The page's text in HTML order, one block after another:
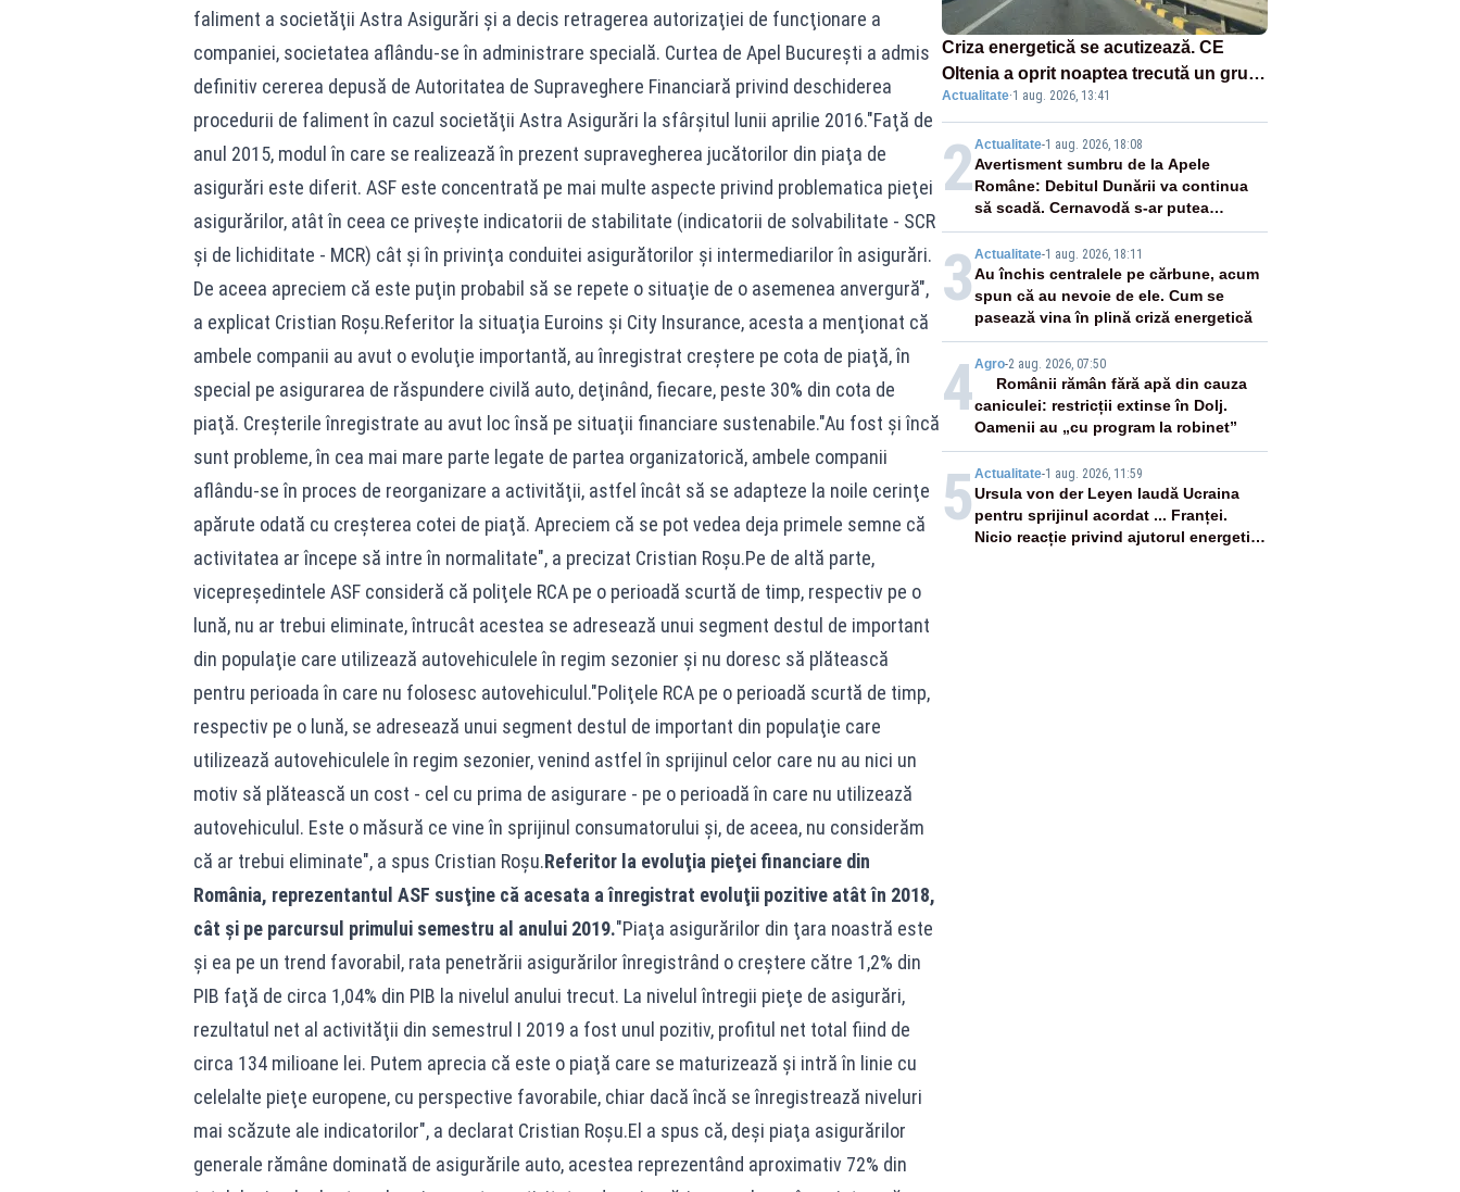
faliment a societăţii Astra Asigurări şi a decis retragerea autorizaţiei de funcţionare a
companiei, societatea aflându-se în administrare specială. Curtea de Apel Bucureşti a admis
definitiv cererea depusă de Autoritatea de Supraveghere Financiară privind deschiderea
procedurii de faliment în cazul societăţii Astra Asigurări la sfârşitul lunii aprilie 2016."Faţă de
anul 2015, modul în care se realizează în prezent supravegherea jucătorilor din piaţa de
asigurări este diferit. ASF este concentrată pe mai multe aspecte privind problematica pieţei
asigurărilor, atât în ceea ce priveşte indicatorii de stabilitate (indicatorii de solvabilitate - SCR
şi de lichiditate - MCR) cât şi în privinţa conduitei asigurătorilor şi intermediarilor în asigurări.
De aceea apreciem că este puţin probabil să se repete o situaţie de o asemenea anvergură",
a explicat Cristian Roşu.Referitor la situaţia Euroins şi City Insurance, acesta a menţionat că
ambele companii au avut o evoluţie importantă, au înregistrat creştere pe cota de piaţă, în
special pe asigurarea de răspundere civilă auto, deţinând, fiecare, peste 30% din cota de
piaţă. Creşterile înregistrate au avut loc însă pe situaţii financiare sustenabile."Au fost şi încă
sunt probleme, în cea mai mare parte legate de partea organizatorică, ambele companii
aflându-se în proces de reorganizare a activităţii, astfel încât să se adapteze la noile cerinţe
apărute odată cu creşterea cotei de piaţă. Apreciem că se pot vedea deja primele semne că
activitatea ar începe să intre în normalitate", a precizat Cristian Roşu.Pe de altă parte,
vicepreşedintele ASF consideră că poliţele RCA pe o perioadă scurtă de timp, respectiv pe o
lună, nu ar trebui eliminate, întrucât acestea se adresează unui segment destul de important
din populaţie care utilizează autovehiculele în regim sezonier şi nu doresc să plătească
pentru perioada în care nu folosesc autovehiculul."Poliţele RCA pe o perioadă scurtă de timp,
respectiv pe o lună, se adresează unui segment destul de important din populaţie care
utilizează autovehiculele în regim sezonier, venind astfel în sprijinul celor care nu au nici un
motiv să plătească un cost - cel cu prima de asigurare - pe o perioadă în care nu utilizează
autovehiculul. Este o măsură ce vine în sprijinul consumatorului şi, de aceea, nu considerăm
că ar trebui eliminate", a spus Cristian Roşu.Referitor la evoluţia pieţei financiare din
România, reprezentantul ASF susţine că acesata a înregistrat evoluţii pozitive atât în 2018,
cât şi pe parcursul primului semestru al anului 2019."Piaţa asigurărilor din ţara noastră este
şi ea pe un trend favorabil, rata penetrării asigurărilor înregistrând o creştere către 1,2% din
PIB faţă de circa 1,04% din PIB la nivelul anului trecut. La nivelul întregii pieţe de asigurări,
rezultatul net al activităţii din semestrul I 2019 a fost unul pozitiv, profitul net total fiind de
circa 134 milioane lei. Putem aprecia că este o piaţă care se maturizează şi intră în linie cu
celelalte pieţe europene, cu perspective favorabile, chiar dacă încă se înregistrează niveluri
mai scăzute ale indicatorilor", a declarat Cristian Roşu.El a spus că, deşi piaţa asigurărilor
generale rămâne dominată de asigurările auto, acestea reprezentând aproximativ 72% din
Criza energetică se acutizează. CE
Oltenia a oprit noaptea trecută un grup
energetic de la Rovinari
Actualitate·1 aug. 2026, 13:41
2Actualitate-1 aug. 2026, 18:08
Avertisment sumbru de la Apele
Române: Debitul Dunării va continua
să scadă. Cernavodă s-ar putea
închide în 4 zile
3 Actualitate-1 aug. 2026, 18:11
Au închis centralele pe cărbune, acum
spun că au nevoie de ele. Cum se
pasează vina în plină criză energetică
4Agro-2 aug. 2026, 07:50
Românii rămân fără apă din cauza
caniculei: restricții extinse în Dolj.
Oamenii au „cu program la robinet”
5 Actualitate-1 aug. 2026, 11:59
Ursula von der Leyen laudă Ucraina
pentru sprijinul acordat ... Franței.
Nicio reacție privind ajutorul energetic